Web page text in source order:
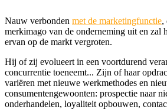
Nauw verbonden met de marketingfunctie,
merkimago van de onderneming uit en zal
ervan op de markt vergroten.
Hij of zij evolueert in een voortdurend
concurrentie toeneemt... Zijn of haar
variëren met nieuwe werkmethodes en
consumentengewoonten: prospectie naar
onderhandelen, loyaliteit opbouwen,